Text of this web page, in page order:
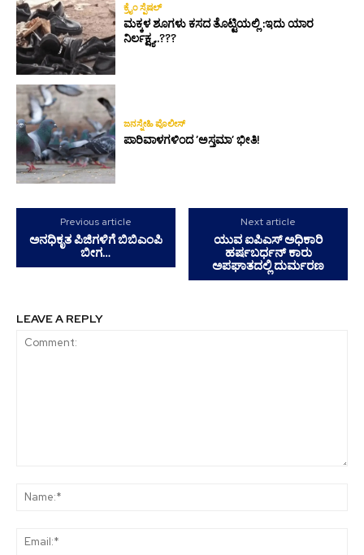
ಕ್ರೈಂ ಸ್ಪೆಷಲ್
ಮಕ್ಕಳ ಶೂಗಳು ಕಸದ ತೊಟ್ಟಿಯಲ್ಲಿ :ಇದು ಯಾರ
ನಿರ್ಲಕ್ಷ್ಯ..???
ಜನಸ್ನೇಹಿ ಪೊಲೀಸ್
ಪಾರಿವಾಳಗಳಿಂದ ‘ಅಸ್ತಮಾ’ ಭೀತಿ!
Previous article
ಅನಧಿಕೃತ ಪಿಜಿಗಳಿಗೆ ಬಿಬಿಎಂಪಿ
ಬೀಗ…
Next article
ಯುವ ಐಪಿಎಸ್ ಅಧಿಕಾರಿ
ಹರ್ಷಬರ್ಧನ್ ಕಾರು
ಅಪಘಾತದಲ್ಲಿ ದುರ್ಮರಣ
LEAVE A REPLY